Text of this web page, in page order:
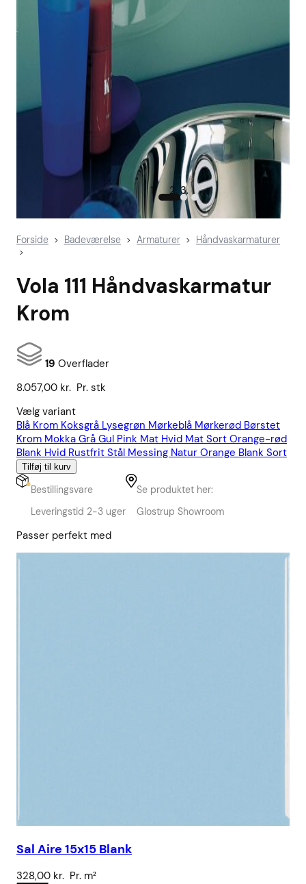
Forside > Badeværelse > Armaturer > Håndvaskarmaturer
>
Vola 111 Håndvaskarmatur
Krom
19 Overflader
8.057,00 kr. Pr. stk
Vælg variant
Blå Krom Koksgrå Lysegrøn Mørkeblå Mørkerød Børstet
Krom Mokka Grå Gul Pink Mat Hvid Mat Sort Orange-rød
Blank Hvid Rustfrit Stål Messing Natur Orange Blank Sort
Tilføj til kurv
Bestillingsvare
Leveringstid 2-3 uger
Se produktet her:
Glostrup Showroom
Passer perfekt med
Sal Aire 15x15 Blank
328,00 kr. Pr. m²